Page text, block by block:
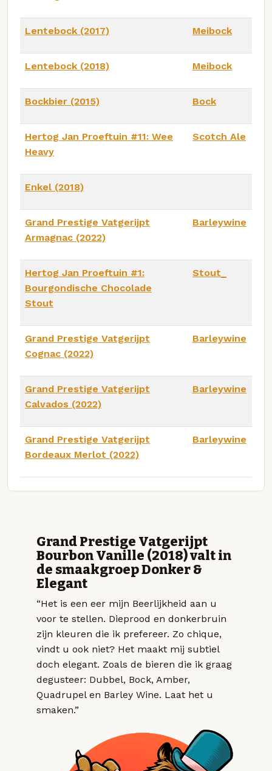
Lentebock (2017) Meibock
Lentebock (2018) Meibock
Bockbier (2015) Bock
Hertog Jan Proeftuin #11: Wee
Heavy
Scotch Ale
Enkel (2018)
Grand Prestige Vatgerijpt
Armagnac (2022)
Barleywine
Hertog Jan Proeftuin #1:
Bourgondische Chocolade
Stout
Stout_
Grand Prestige Vatgerijpt
Cognac (2022)
Barleywine
Grand Prestige Vatgerijpt
Calvados (2022)
Barleywine
Grand Prestige Vatgerijpt
Bordeaux Merlot (2022)
Barleywine
Grand Prestige Vatgerijpt
Bourbon Vanille (2018) valt in
de smaakgroep Donker &
Elegant
“Het is een eer mijn Beerlijkheid aan u
voor te stellen. Dieprood en donkerbruin
zijn kleuren die ik prefereer. Zo chique,
vindt u ook niet? Het maakt mij subtiel
doch elegant. Zoals de bieren die ik graag
degusteer: Dubbel, Bock, Amber,
Quadrupel en Barley Wine. Laat het u
smaken.”